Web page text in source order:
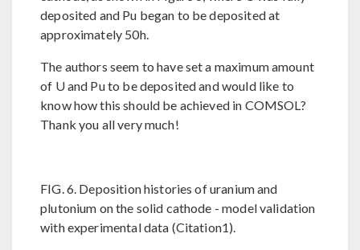
deposited and Pu began to be deposited at
approximately 50h.
The authors seem to have set a maximum amount
of U and Pu to be deposited and would like to
know how this should be achieved in COMSOL?
Thank you all very much!
FIG. 6. Deposition histories of uranium and
plutonium on the solid cathode - model validation
with experimental data (Citation1).